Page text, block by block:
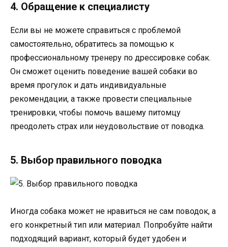
4. Обращение к специалисту
Если вы не можете справиться с проблемой
самостоятельно, обратитесь за помощью к
профессиональному тренеру по дрессировке собак.
Он сможет оценить поведение вашей собаки во
время прогулок и дать индивидуальные
рекомендации, а также провести специальные
тренировки, чтобы помочь вашему питомцу
преодолеть страх или неудовольствие от поводка.
5. Выбор правильного поводка
Иногда собака может не нравиться не сам поводок, а
его конкретный тип или материал. Попробуйте найти
подходящий вариант, который будет удобен и